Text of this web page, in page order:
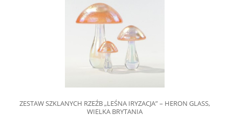
ZESTAW SZKLANYCH RZEŹB „LEŚNA IRYZACJA” – HERON GLASS,
WIELKA BRYTANIA